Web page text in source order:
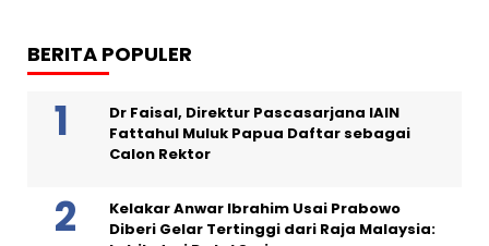
BERITA POPULER
Dr Faisal, Direktur Pascasarjana IAIN
Fattahul Muluk Papua Daftar sebagai
Calon Rektor
Kelakar Anwar Ibrahim Usai Prabowo
Diberi Gelar Tertinggi dari Raja Malaysia: